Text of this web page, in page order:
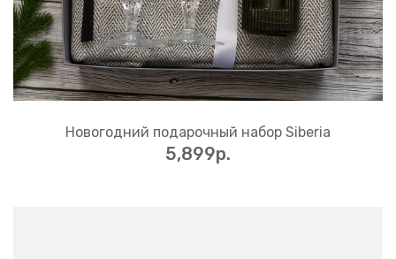
Новогодний подарочный набор Siberia
5,899p.